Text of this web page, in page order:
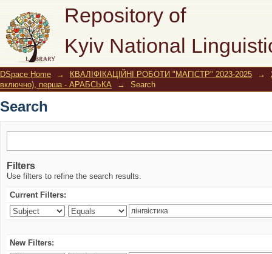
Repository of
Kyiv National
Search
DSpace Home → КВАЛІФІКАЦІЙНІ РОБОТИ "МАГІСТР" 2023-2025 →
включно), перша - АРАБСЬКА
→ Search
Search
Filters
Use filters to refine the search results.
Current Filters:
New Filters: